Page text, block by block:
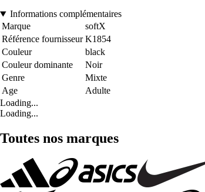
Informations complémentaires
Marque
softX
Référence fournisseur K1854
Couleur
black
Couleur dominante
Noir
Genre
Mixte
Age
Adulte
Loading...
Loading...
Toutes nos marques